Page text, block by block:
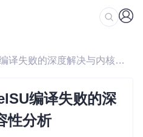
/ 实战指南：KernelSU编译失败的深度解决与内核兼容性分析
编译失败的深
性分析